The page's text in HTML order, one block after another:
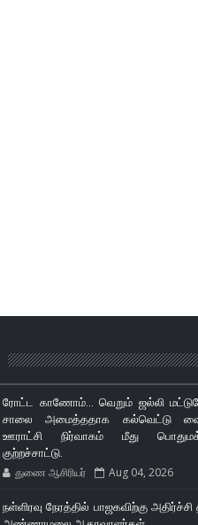
ரோட்ட காணோம்... வெறும் ஜல்லி
சாலை அமைத்ததாக கல்வெட்டு
ஊராட்சி நிர்வாகம் மீது
குற்றச்சாட்டு.
துணை ஆசிரியர் Aug 04, 2026
நள்ளிரவு நேரத்தில் பாஜகவிற்கு